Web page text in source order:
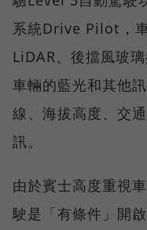
系統Drive Pilot，
LiDAR、後擋風玻
車輛的藍光和其他
線、海拔高度、交
訊。
由於賓士高度重視
駛是「有條件」開